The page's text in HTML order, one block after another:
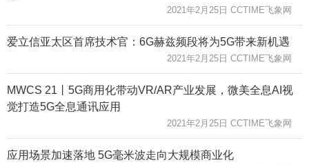
2021年2月25日 CCTIME飞象网
爱立信亚太区首席技术官：6G赫兹频段将为5G带来新机遇
2021年2月25日 CCTIME飞象网
MWCS 21丨5G商用化带动VR/AR产业发展，微美全息AI视
觉打造5G全息通讯应用
2021年2月25日 CCTIME飞象网
应用场景加速落地 5G毫米波走向大规模商业化